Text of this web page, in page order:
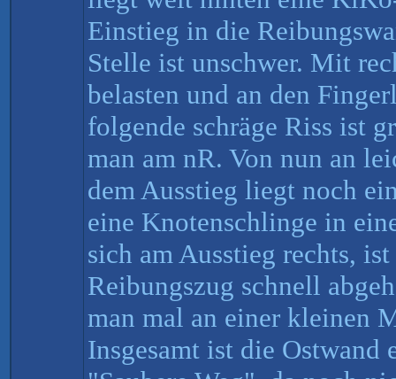
Einstieg in die
Stelle ist unschwer. Mit
belasten und an den
folgende schräge Riss ist
man am nR. Von nun an
dem Ausstieg liegt noch
eine Knotenschlinge in
sich am Ausstieg rechts,
Reibungszug schnell
man mal an einer kleinen
Insgesamt ist die Ostwand